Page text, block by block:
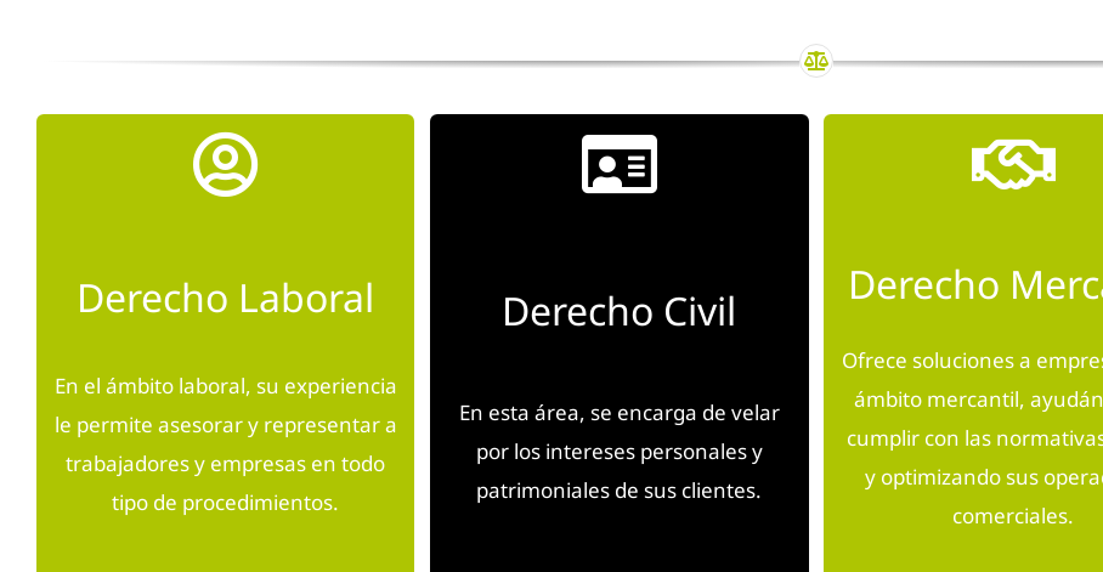
Derecho Laboral
En el ámbito laboral, su experiencia
le permite asesorar y representar a
trabajadores y empresas en todo
tipo de procedimientos.
Derecho Civil
En esta área, se encarga de velar
por los intereses personales y
patrimoniales de sus clientes.
Derecho
Ofrece soluciones a
ámbito mercantil,
cumplir con las
y optimizando sus
comerciales.